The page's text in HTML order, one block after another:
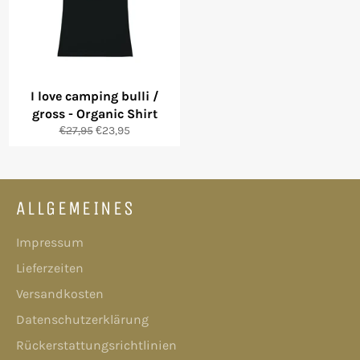
I love camping bulli /
gross - Organic Shirt
Normaler
€27,95 Sonderpreis
€23,95
ALLGEMEINES
Impressum
Lieferzeiten
Versandkosten
Datenschutzerklärung
Rückerstattungsrichtlinien